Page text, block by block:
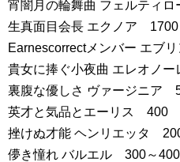
宵闇月の輪舞曲 フェルティ
生真面目会長 エクノア 1700
Earnescorrectメンバー エブ
貴女に捧ぐ小夜曲 エレオノ
裏腹な優しさ ヴァージニア
英才と気品とエーリス 400
挫けぬ才能 ヘンリエッタ
儚き憧れ バルエル 300～400